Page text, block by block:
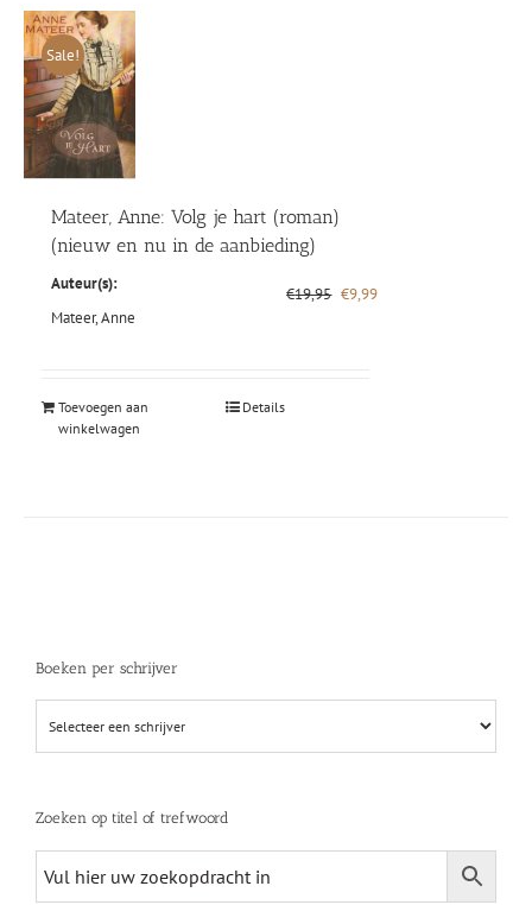
Sale!
Mateer, Anne: Volg je hart (roman)
(nieuw en nu in de aanbieding)
Auteur(s):
Mateer, Anne
€19,95 Oorspronkelijke
€9,99Huidige
Toevoegen aan
winkelwagen
Details
Boeken per schrijver
Zoeken op titel of trefwoord